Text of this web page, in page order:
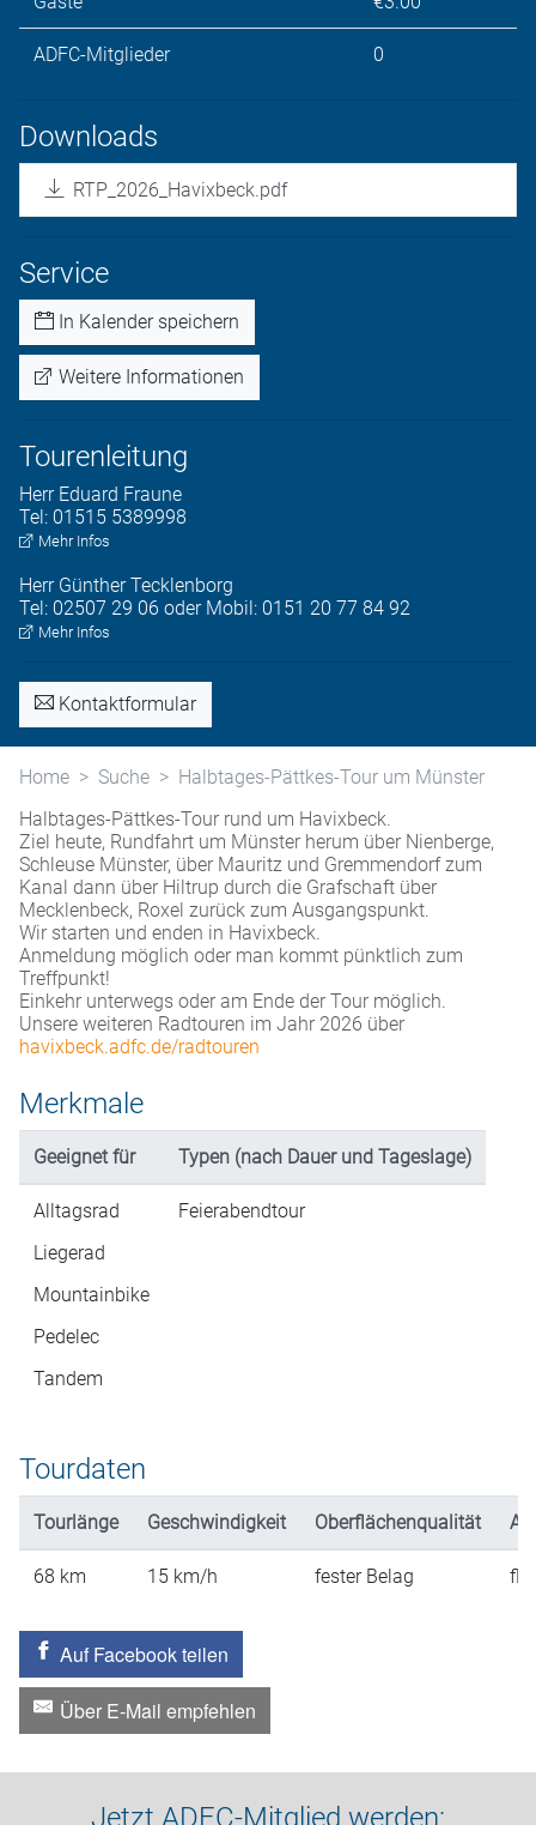
ADFC-Mitglieder 0
Downloads
RTP_2026_Havixbeck.pdf
Service
In Kalender speichern
Weitere Informationen
Tourenleitung
Herr Eduard Fraune
Tel: 01515 5389998
Mehr Infos
Herr Günther Tecklenborg
Tel: 02507 29 06 oder Mobil: 0151 20 77 84 92
Mehr Infos
Kontaktformular
Home Suche
Halbtages-Pättkes-Tour um Münster
Halbtages-Pättkes-Tour rund um Havixbeck.
Ziel heute, Rundfahrt um Münster herum über Nienberge,
Schleuse Münster, über Mauritz und Gremmendorf zum
Kanal dann über Hiltrup durch die Grafschaft über
Mecklenbeck, Roxel zurück zum Ausgangspunkt.
Wir starten und enden in Havixbeck.
Anmeldung möglich oder man kommt pünktlich zum
Treffpunkt!
Einkehr unterwegs oder am Ende der Tour möglich.
Unsere weiteren Radtouren im Jahr 2026 über
havixbeck.adfc.de/radtouren
Merkmale
Geeignet für Typen (nach Dauer und Tageslage)
Alltagsrad
Liegerad
Mountainbike
Pedelec
Tandem
Feierabendtour
Tourdaten
Tourlänge Geschwindigkeit Oberflächenqualität
68 km 15 km/h fester Belag
Auf Facebook teilen
Über E-Mail empfehlen
Jetzt ADFC-Mitglied werden: